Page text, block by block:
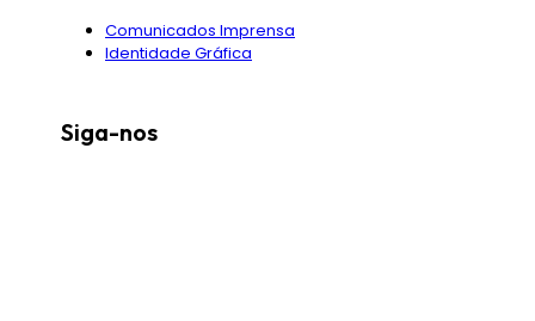
Comunicados Imprensa
Identidade Gráfica
Siga-nos